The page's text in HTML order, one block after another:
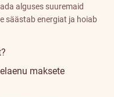
alguses suuremaid
säästab energiat ja hoiab
maksete